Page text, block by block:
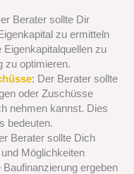
Berater sollte Dir
zu ermitteln
Eigenkapitalquellen zu
zu optimieren.
: Der Berater sollte
oder Zuschüsse
nehmen kannst. Dies
bedeuten.
Berater sollte Dich
Möglichkeiten
ergeben